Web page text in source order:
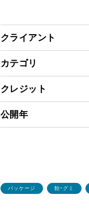
クライアント
カテゴリ
クレジット
公開年
パッケージ 飴・グミ